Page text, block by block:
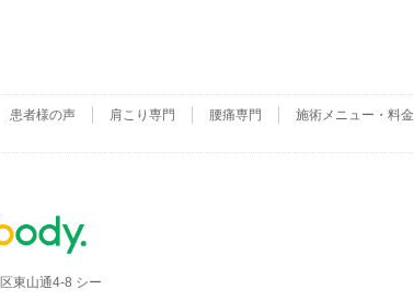
患者様の声 肩こり専門 腰痛専門 施術メニュー・料金
東山通4-8 シー